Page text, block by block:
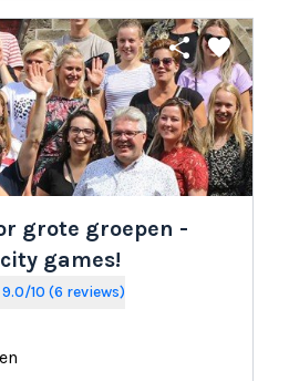
share favorite
grote groepen -
games!
9.0/10 (6 reviews)